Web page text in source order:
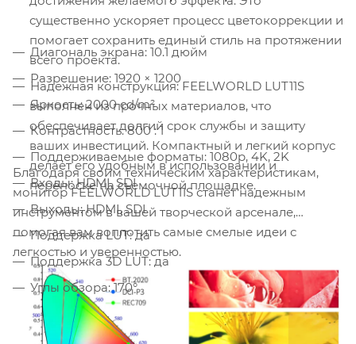
существенно ускоряет процесс цветокоррекции и
помогает сохранить единый стиль на протяжении
всего проекта.
Надежная конструкция: FEELWORLD LUT11S
выполнен из прочных материалов, что
обеспечивает долгий срок службы и защиту
ваших инвестиций. Компактный и легкий корпус
делает его удобным в использовании и
переноске на съемочной площадке.
Диагональ экрана: 10.1 дюйм
Разрешение: 1920 × 1200
Яркость: 2000 cd/m²
Контрастность: 800 : 1
Поддерживаемые форматы: 1080p, 4K, 2K
Входы: HDMI, SDI
Выходы: HDMI, SDI
Поддержка LUT: да
Поддержка 3D LUT: да
Углы обзора: 170°
Благодаря своим техническим характеристикам,
монитор FEELWORLD LUT11S станет надежным
инструментом в вашей творческой арсенале,
помогая вам воплотить самые смелые идеи с
легкостью и уверенностью.